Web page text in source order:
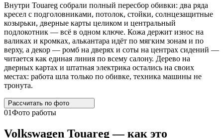
Внутри Touareg собрали полный пересбор обивки: два ряда
кресел с подголовниками, потолок, стойки, солнцезащитные
козырьки, дверные карты целиком и центральный
подлокотник — всё в одном ключе. Кожа держит износ на
валиках и кромках, алькантара идёт по мягким зонам и по
верху, а декор — ромб на дверях и соты на центрах сидений —
читается как единая линия по всему салону. Дерево на
дверных картах и штатная электрика остались на своих
местах: работа шла только по обивке, техника машины не
тронута.
Рассчитать по фото
01Фото работы
Volkswagen Touareg— как это